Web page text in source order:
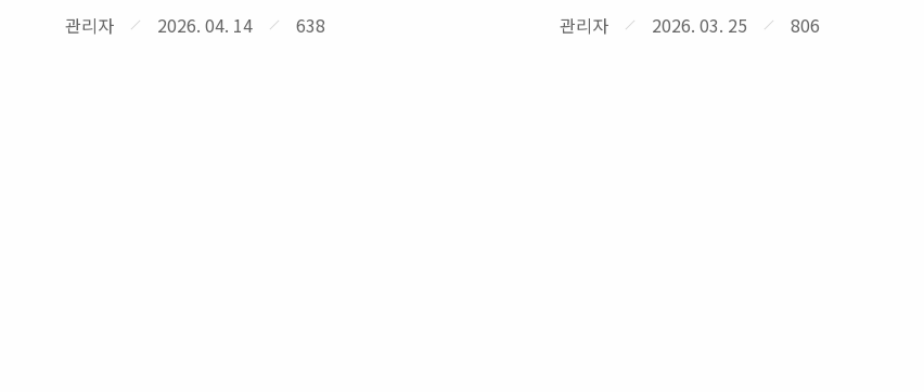
관리자 2026. 04. 14 638 관리자 2026. 03. 25 806